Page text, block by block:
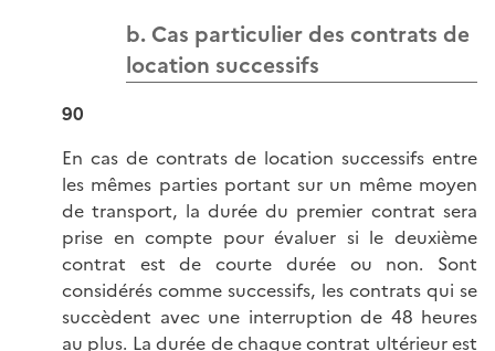
b. Cas particulier des contrats de
location successifs
90
En cas de contrats de location successifs entre
les mêmes parties portant sur un même moyen
de transport, la durée du premier contrat sera
prise en compte pour évaluer si le deuxième
contrat est de courte durée ou non. Sont
considérés comme successifs, les contrats qui se
succèdent avec une interruption de 48 heures
au plus. La durée de chaque contrat ultérieur est